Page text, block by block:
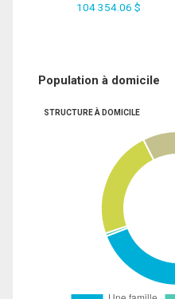
104 354.06 $
Population à domicile
STRUCTURE À DOMICILE